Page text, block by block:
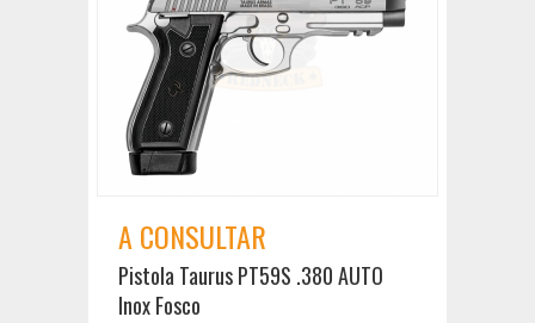
A CONSULTAR
Pistola Taurus PT59S .380 AUTO
Inox Fosco